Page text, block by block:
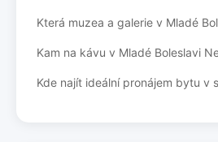
Která muzea a galerie v Mladé
Kam na kávu v Mladé Boleslavi
Kde najít ideální pronájem bytu v